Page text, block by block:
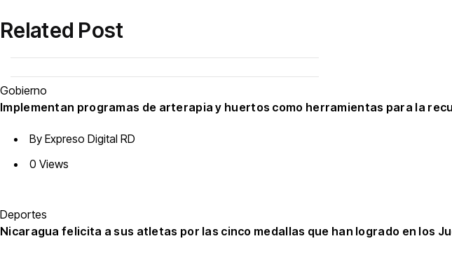
Related Post
Gobierno
Implementan programas de arterapia y huertos como herramientas para la
By Expreso Digital RD
0 Views
Deportes
Nicaragua felicita a sus atletas por las cinco medallas que han logrado en los